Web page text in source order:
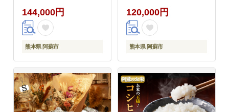
の日 お中元 御歳暮 お
つまみ プレゼント 贈答
用 熊本県 阿蘇市
144,000円
熊本県 阿蘇市
凍 父の日 母の日 お中
元 御歳暮 おつまみ プ
レゼント 贈答用 熊本県
阿蘇市
120,000円
熊本県 阿蘇市